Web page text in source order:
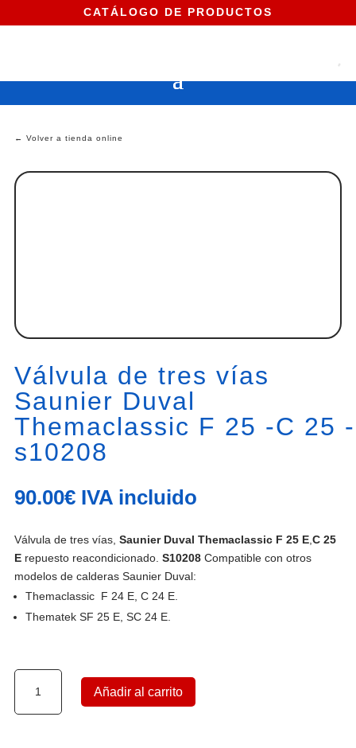
CATÁLOGO DE PRODUCTOS
← Volver a tienda online
Válvula de tres vías
Saunier Duval
Themaclassic F 25 -C 25 -
s10208
90.00€ IVA incluido
Válvula de tres vías, Saunier Duval Themaclassic F 25 E C 25
E repuesto reacondicionado. S10208 Compatible con otros
modelos de calderas Saunier Duval:
Themaclassic F 24 E, C 24 E.
Thematek SF 25 E, SC 24 E.
tres
Añadir al carrito